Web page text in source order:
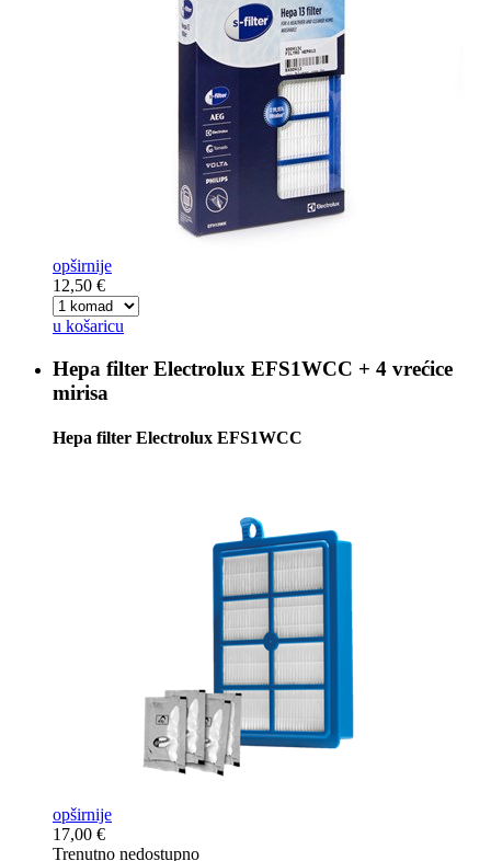
opširnije
12,50 €
u košaricu
Hepa filter Electrolux EFS1WCC + 4 vrećice
mirisa
Hepa filter Electrolux EFS1WCC
opširnije
17,00 €
Trenutno nedostupno